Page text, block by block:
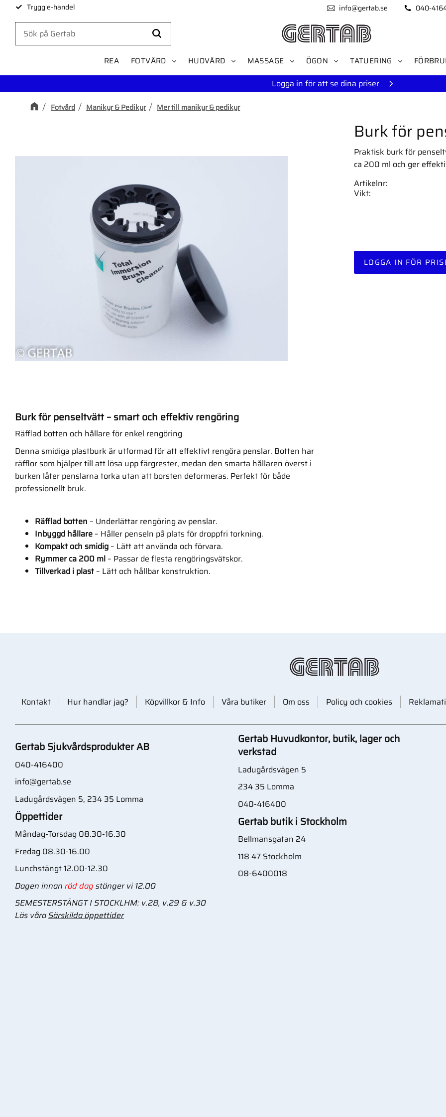
Trygg e-handel info@gertab.se 040-
REA FOTVÅRD HUDVÅRD MASSAGE ÖGON TATUERING
Logga in för att se dina priser
Fotvård Manikyr & Pedikyr Mer till manikyr & pedikyr
Burk för
Praktisk burk för
ca 200 ml och ger
LOGGA IN FÖR
Artikelnr
Vikt
Burk för penseltvätt – smart och effektiv rengöring
Räfflad botten och hållare för enkel rengöring
Denna smidiga plastburk är utformad för att effektivt rengöra penslar. Botten har
räfflor som hjälper till att lösa upp färgrester, medan den smarta hållaren överst i
burken låter penslarna torka utan att borsten deformeras. Perfekt för både
professionellt bruk.
Räfflad botten – Underlättar rengöring av penslar.
Inbyggd hållare – Håller penseln på plats för droppfri torkning.
Kompakt och smidig – Lätt att använda och förvara.
Rymmer ca 200 ml – Passar de flesta rengöringsvätskor.
Tillverkad i plast – Lätt och hållbar konstruktion.
Kontakt Hur handlar jag? Köpvillkor & Info Våra butiker Om oss Policy och cookies
Gertab Sjukvårdsprodukter AB
040-416400
info@gertab.se
Ladugårdsvägen 5, 234 35 Lomma
Öppettider
Måndag-Torsdag 08.30-16.30
Fredag 08.30-16.00
Lunchstängt 12.00-12.30
Dagen innan röd dag stänger vi 12.00
SEMESTERSTÄNGT I STOCKLHM: v.28, v.29 & v.30
Läs våraSärskilda öppettider
Gertab Huvudkontor, butik, lager och
verkstad
Ladugårdsvägen 5
234 35 Lomma
040-416400
Gertab butik i Stockholm
Bellmansgatan 24
118 47 Stockholm
08-6400018